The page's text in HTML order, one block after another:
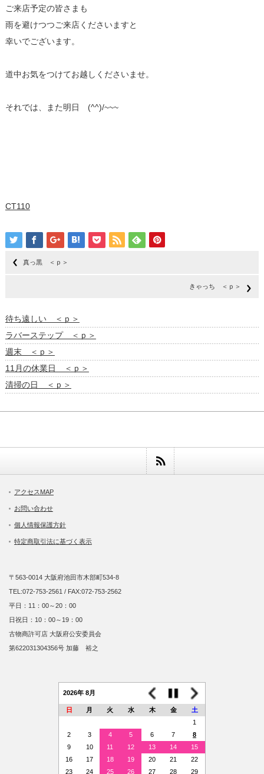
ご来店予定の皆さまも
雨を避けつつご来店くださいますと
幸いでございます。
道中お気をつけてお越しくださいませ。
それでは、また明日 (^^)/~~~
CT110
真っ黒 ＜ｐ＞
きゃっち ＜ｐ＞
待ち遠しい ＜ｐ＞
ラバーステップ ＜ｐ＞
週末 ＜ｐ＞
11月の休業日 ＜ｐ＞
清掃の日 ＜ｐ＞
アクセスMAP
お問い合わせ
個人情報保護方針
特定商取引法に基づく表示
〒563-0014 大阪府池田市木部町534-8
TEL:072-753-2561 / FAX:072-753-2562
平日：11：00～20：00
日祝日：10：00～19：00
古物商許可店 大阪府公安委員会
第622031304356号 加藤 裕之
2026年 8月
日 月 火 水 木 金
土
1
2
3 4 5 6 7
8
9
10 11 12 13 14
15
16
17 18 19 20 21
22
23
24 25 26 27 28 29